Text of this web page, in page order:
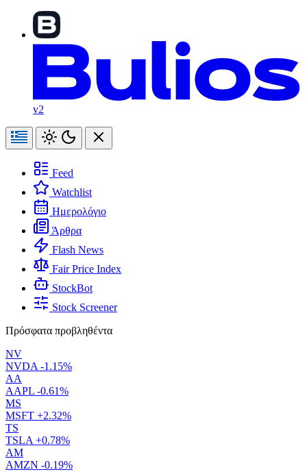
v2
Feed
Watchlist
Ημερολόγιο
Άρθρα
Flash News
Fair Price Index
StockBot
Stock Screener
Πρόσφατα προβληθέντα
NV
NVDA -1.15%
AA
AAPL -0.61%
MS
MSFT +2.32%
TS
TSLA +0.78%
AM
AMZN -0.19%